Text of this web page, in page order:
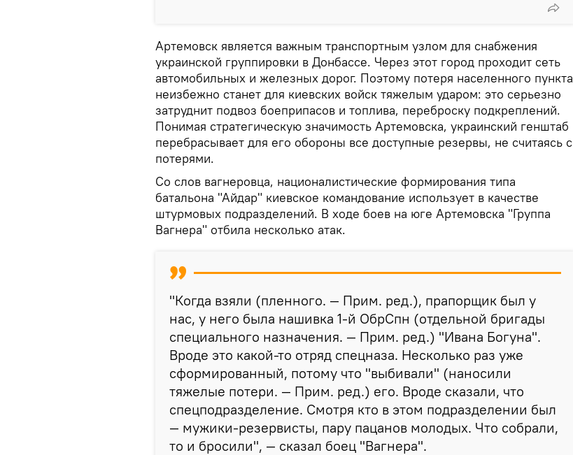
Артемовск является важным транспортным узлом для снабжения
украинской группировки в Донбассе. Через этот город проходит сеть
автомобильных и железных дорог. Поэтому потеря населенного пункта
неизбежно станет для киевских войск тяжелым ударом: это серьезно
затруднит подвоз боеприпасов и топлива, переброску подкреплений.
Понимая стратегическую значимость Артемовска, украинский генштаб
перебрасывает для его обороны все доступные резервы, не считаясь с
потерями.
Со слов вагнеровца, националистические формирования типа
батальона "Айдар" киевское командование использует в качестве
штурмовых подразделений. В ходе боев на юге Артемовска "Группа
Вагнера" отбила несколько атак.
"Когда взяли (пленного. — Прим. ред.), прапорщик был у
нас, у него была нашивка 1-й ОбрСпн (отдельной бригады
специального назначения. — Прим. ред.) "Ивана Богуна".
Вроде это какой-то отряд спецназа. Несколько раз уже
сформированный, потому что "выбивали" (наносили
тяжелые потери. — Прим. ред.) его. Вроде сказали, что
спецподразделение. Смотря кто в этом подразделении был
— мужики-резервисты, пару пацанов молодых. Что собрали,
то и бросили", — сказал боец "Вагнера".